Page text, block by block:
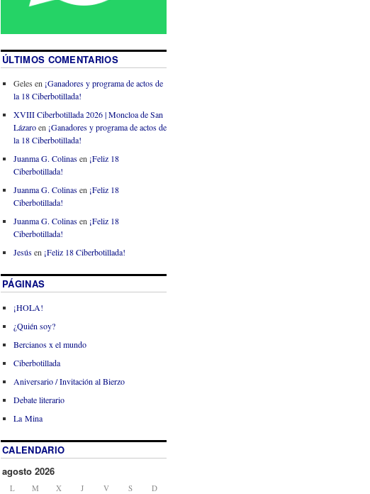
ÚLTIMOS COMENTARIOS
Geles en ¡Ganadores y programa de actos de
la 18 Ciberbotillada!
XVIII Ciberbotillada 2026 | Moncloa de San
Lázaroen ¡Ganadores y programa de actos de
la 18 Ciberbotillada!
Juanma G. Colinasen ¡Feliz 18
Ciberbotillada!
Juanma G. Colinasen ¡Feliz 18
Ciberbotillada!
Juanma G. Colinasen ¡Feliz 18
Ciberbotillada!
Jesúsen ¡Feliz 18 Ciberbotillada!
PÁGINAS
¡HOLA!
¿Quién soy?
Bercianos x el mundo
Ciberbotillada
Aniversario / Invitación al Bierzo
Debate literario
La Mina
CALENDARIO
agosto 2026
L M X J V S D